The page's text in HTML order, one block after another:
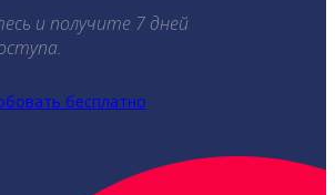
и получите 7 дней
бесплатно